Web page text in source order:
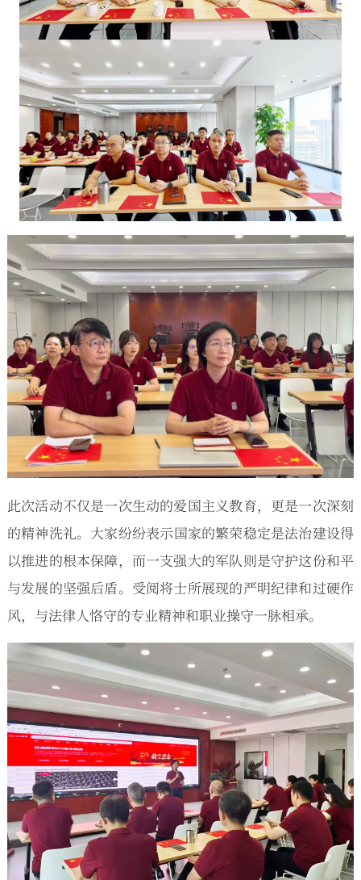
此次活动不仅是一次生动的爱国主义教育，更是一次深刻
的精神洗礼。 大家纷纷表示国家的繁荣稳定是法治建设得
以推进的根本保障，而一支强大的军队则是守护这份和平
与发展的坚强后盾。受阅将士所展现的严明纪律和过硬作
风，与法律人恪守的专业精神和职业操守一脉相承。